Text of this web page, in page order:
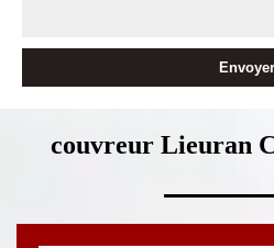
couvreur Lieuran